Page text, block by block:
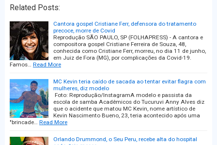
Related Posts:
Cantora gospel Cristiane Ferr, defensora do tratamento
precoce, morre de Covid
Reprodução SÃO PAULO, SP (FOLHAPRESS) - A cantora e
compositora gospel Cristiane Ferreira de Souza, 48,
conhecida como Cristiane Ferr, morreu, no dia 11 de junho,
em Juiz de Fora (MG), por complicações da Covid-19.
Famos… Read More
MC Kevin teria caído de sacada ao tentar evitar flagra com
mulheres, diz modelo
Foto: Reprodução/InstagramA modelo e passista da
escola de samba Acadêmicos do Tucuruvi Anny Alves diz
que o acidente que matou MC Kevin, nome artístico de
Kevin Nascimento Bueno, 23, teria acontecido após uma
"brincade… Read More
Orlando Drummond, o Seu Peru, recebe alta do hospital